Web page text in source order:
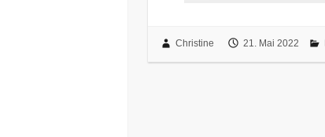
Christine 21. Mai 2022